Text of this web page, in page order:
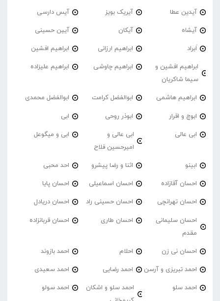
آیدین عطا آیریک بویز آیس دارسی
آیشاه آیکان آیین حسینی
اَبراد ابراهیم ارزانی ابراهیم افشین
ابراهیم افشین و
سیما شاکریان
ابراهیم چاوشی ابراهیم علیزاده
ابراهیم هاشمی ابوالفضل کرامت ابوالفضل محمدی
ابوچ و اقرار ابوذر روحی ابی
ابی عالی
ابی عالی و
امیرحسین فلاح
ابی و میگوعل
ابینو اثنا و رضا پیشرو احد محبی
احسان آقازاده احسان اسماعیلی احسان پایا
احسان تهرانچی احسان حسینی راد احسان دریادل
احسان سلیمانی
مقدم
احسان طاری احسان قربانزاده
احسان نی زن احلام احمد بازوند
احمد تبریزی و آرسن احمد‌ رضایی احمد سعیدی
احمد سلو
احمد سلو و اشکان
احمد سولو